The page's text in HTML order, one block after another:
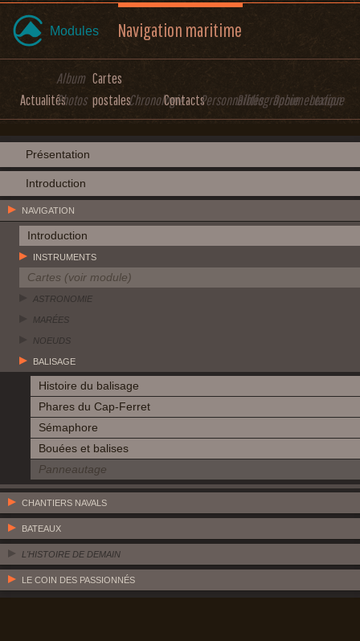
Modules Navigation maritime
Actualités
Album
Photos
Cartes
postalesChronologieContactsPersonnalitésBibliographieDocumentation
Lexique
Présentation
Introduction
NAVIGATION
Introduction
INSTRUMENTS
Cartes (voir module)
ASTRONOMIE
MARÉES
NOEUDS
BALISAGE
Histoire du balisage
Phares du Cap-Ferret
Sémaphore
Bouées et balises
Panneautage
CHANTIERS NAVALS
BATEAUX
L'HISTOIRE DE DEMAIN
LE COIN DES PASSIONNÉS